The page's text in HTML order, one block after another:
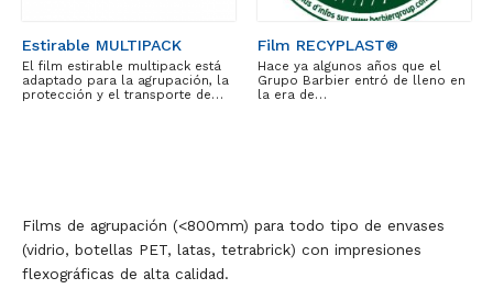
Estirable MULTIPACK
El film estirable multipack está
adaptado para la agrupación, la
protección y el transporte de…
Film RECYPLAST®
Hace ya algunos años que el
Grupo Barbier entró de lleno en
la era de…
Films de agrupación (<800mm) para todo tipo de envases
(vidrio, botellas PET, latas, tetrabrick) con impresiones
flexográficas de alta calidad.